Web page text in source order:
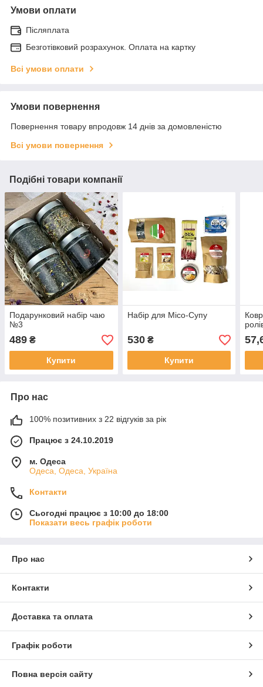
Умови оплати
Післяплата
Безготівковий розрахунок. Оплата на картку
Всі умови оплати
Умови повернення
Повернення товару впродовж 14 днів за домовленістю
Всі умови повернення
Подібні товари компанії
Подарунковий набір чаю
№3
489 ₴
Купити
Набір для Місо-Супу
530₴
Купити
Про нас
100% позитивних з 22 відгуків за рік
Працює з 24.10.2019
м. Одеса
Одеса, Одеса, Україна
Контакти
Сьогодні працює з 10:00 до 18:00
Показати весь графік роботи
Про нас
Контакти
Доставка та оплата
Графік роботи
Повна версія сайту